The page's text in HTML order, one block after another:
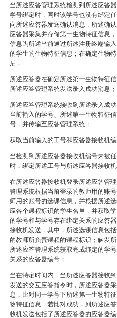
当所述应答管理系统检测到所述应答
学号绑定时，同时该学号也没有绑定
向所述应答器发送确认消息，所述确
应答器采集并存储第一生物特征信息
信息为所述当前通过所述注册终端输
的学生的生物特征信息；在确定生物
后，
所述应答器在确定所述第一生物特征
所述应答管理系统发送录入成功消息；
所述应答管理系统接收到所述录入成
当前输入的学号、所述第一生物特征
号，并传输至应答管理系统；
获取当前输入的工号和应答器接收机编
当检测到所述应答器接收机编号未被
时，绑定所述工号与所述应答器接收机
在所述应答器接收机登录所述应答管
管理系统根据当前登录的教师用的账
师用的账号的选课信息，并根据所述
应各个课程标识的学生名单，并获取
的学号和与学号存在绑定关系的应答
接收机发送，其中，所述选课信息包
的教师所负责课程的课程标识；触发
所述应答管理系统获取完成绑定的学
关系的应答器编号；
当在特定时间内，当所述应答器接收
发送的交互应答指令时，所述应答器
息，比对同一学号下所述第一生物特
物特征信息，若比对成功，则所述应
收机发送包括了所述应答器的应答器